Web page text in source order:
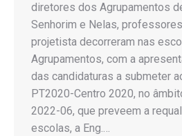
diretores dos Agrupamentos
Senhorim e Nelas,
projetista decorreram nas
Agrupamentos, com a
das candidaturas a submeter
PT2020-Centro 2020, no
2022-06, que preveem a
escolas, a Eng.…